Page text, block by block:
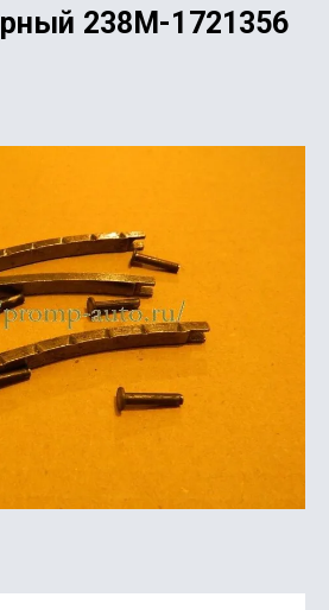
238М-1721356